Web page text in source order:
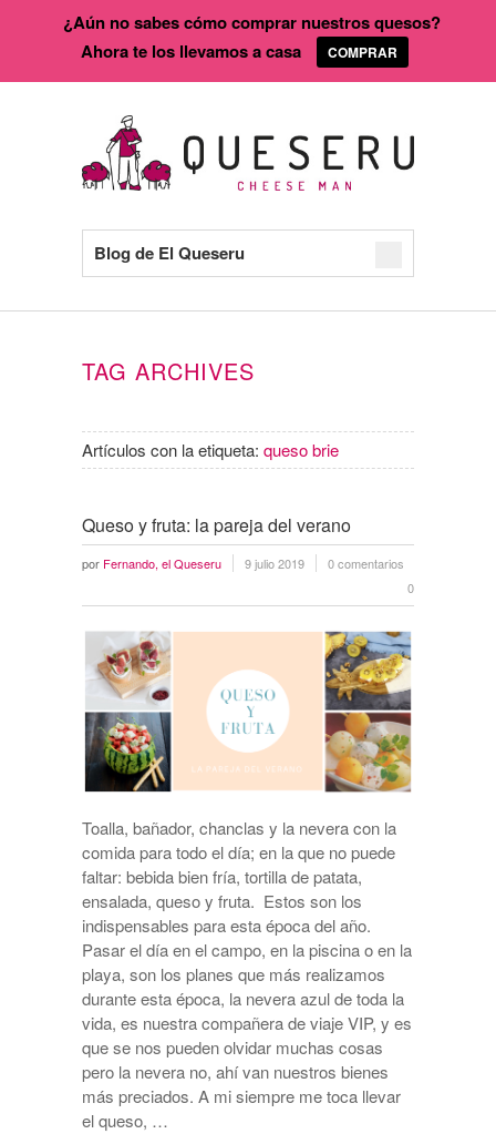
Blog de El Queseru
TAG ARCHIVES
Artículos con la etiqueta: queso brie
Queso y fruta: la pareja del verano
por Fernando, el Queseru 9 julio 2019
0 comentarios
0
Toalla, bañador, chanclas y la nevera con la
comida para todo el día; en la que no puede
faltar: bebida bien fría, tortilla de patata,
ensalada, queso y fruta. Estos son los
indispensables para esta época del año.
Pasar el día en el campo, en la piscina o en la
playa, son los planes que más realizamos
durante esta época, la nevera azul de toda la
vida, es nuestra compañera de viaje VIP, y es
que se nos pueden olvidar muchas cosas
pero la nevera no, ahí van nuestros bienes
más preciados. A mi siempre me toca llevar
el queso, …
¿Aún no sabes cómo comprar nuestros quesos?
Ahora te los llevamos a casa
COMPRAR